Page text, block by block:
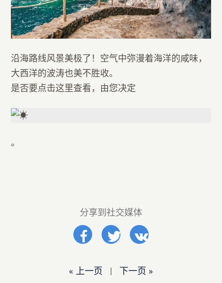
沿海路线风景美极了！空气中弥漫着海洋的咸味，
大西洋的波涛也美不胜收。
是否要点击这里查看，由您决定
。
分享到社交媒体
« 上一页 | 下一页 »